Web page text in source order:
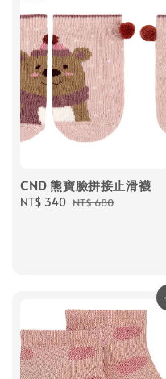
CND 熊寶臉拼接止滑襪
Sale
NT$ 340 Regular
NT$ 680